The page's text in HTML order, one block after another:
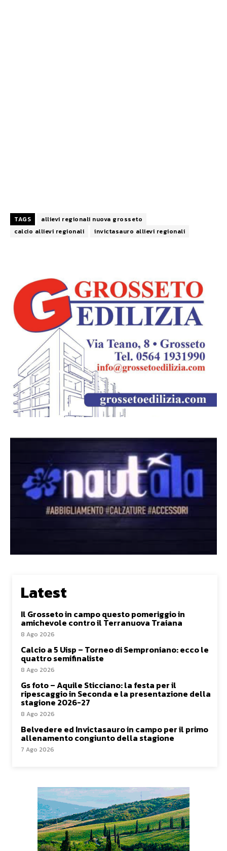
TAGS
allievi regionali nuova grosseto
calcio allievi regionali
invictasauro allievi regionali
Latest
Il Grosseto in campo questo pomeriggio in
amichevole contro il Terranuova Traiana
8 Ago 2026
Calcio a 5 Uisp – Torneo di Semproniano: ecco le
quattro semifinaliste
8 Ago 2026
Gs foto – Aquile Sticciano: la festa per il
ripescaggio in Seconda e la presentazione della
stagione 2026-27
8 Ago 2026
Belvedere ed Invictasauro in campo per il primo
allenamento congiunto della stagione
7 Ago 2026